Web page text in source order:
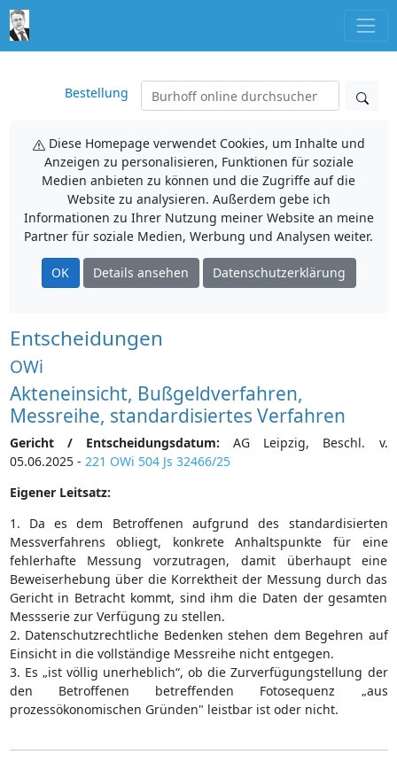
Bestellung
Diese Homepage verwendet Cookies, um Inhalte und
Anzeigen zu personalisieren, Funktionen für soziale
Medien anbieten zu können und die Zugriffe auf die
Website zu analysieren. Außerdem gebe ich
Informationen zu Ihrer Nutzung meiner Website an meine
Partner für soziale Medien, Werbung und Analysen weiter.
OK Details ansehen Datenschutzerklärung
Entscheidungen
OWi
Akteneinsicht, Bußgeldverfahren,
Messreihe, standardisiertes Verfahren
Gericht / Entscheidungsdatum: AG Leipzig, Beschl. v.
05.06.2025 - 221 OWi 504 Js 32466/25
Eigener Leitsatz:
1. Da es dem Betroffenen aufgrund des standardisierten
Messverfahrens obliegt, konkrete Anhaltspunkte für eine
fehlerhafte Messung vorzutragen, damit überhaupt eine
Beweiserhebung über die Korrektheit der Messung durch das
Gericht in Betracht kommt, sind ihm die Daten der gesamten
Messserie zur Verfügung zu stellen.
2. Datenschutzrechtliche Bedenken stehen dem Begehren auf
Einsicht in die vollständige Messreihe nicht entgegen.
3. Es „ist völlig unerheblich“, ob die Zurverfügungstellung der
den Betroffenen betreffenden Fotosequenz „aus
prozessökonomischen Gründen" leistbar ist oder nicht.